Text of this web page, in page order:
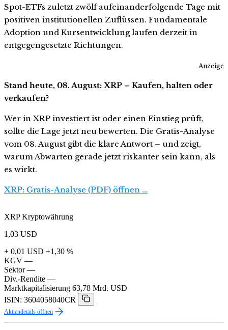
Spot-ETFs zuletzt zwölf aufeinanderfolgende Tage mit
positiven institutionellen Zuflüssen. Fundamentale
Adoption und Kursentwicklung laufen derzeit in
entgegengesetzte Richtungen.
Anzeige
Stand heute, 08. August: XRP – Kaufen, halten oder
verkaufen?
Wer in XRP investiert ist oder einen Einstieg prüft,
sollte die Lage jetzt neu bewerten. Die Gratis-Analyse
vom 08. August gibt die klare Antwort – und zeigt,
warum Abwarten gerade jetzt riskanter sein kann, als
es wirkt.
XRP: Gratis-Analyse (PDF) öffnen …
XRP Kryptowährung
1,03 USD
+ 0,01 USD +1,30 %
KGV —
Sektor —
Div.-Rendite —
Marktkapitalisierung 63,78 Mrd. USD
ISIN: 3604058040CR
Aktiendetails öffnen